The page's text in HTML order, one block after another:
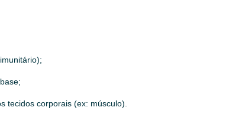
tecidos corporais (ex: músculo).